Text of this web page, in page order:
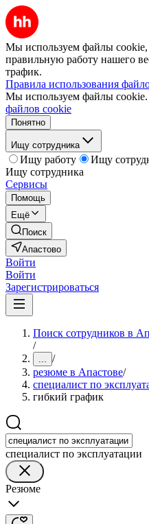
Мы используем файлы cookie,
правильную работу нашего
трафик.
Правила использования
Мы используем файлы cookie.
файлов cookie
Понятно
Ищу сотрудника
Ищу работу
Ищу
Ищу сотрудника
Сервисы
Помощь
Ещё
Поиск
Апастово
Войти
Войти
Зарегистрироваться
Поиск сотрудников в
/
... /
резюме в Апастове/
специалист по
гибкий график
специалист по эксплуатации
Резюме